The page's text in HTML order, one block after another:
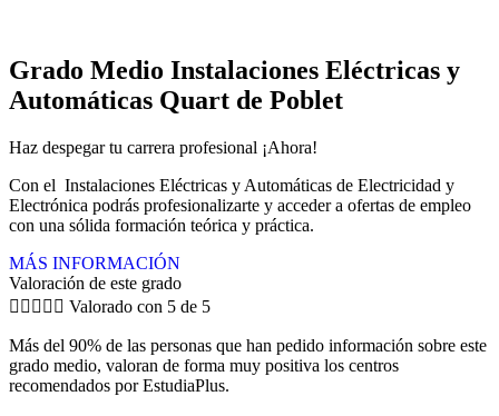
Grado Medio Instalaciones Eléctricas y
Automáticas Quart de Poblet
Haz despegar tu carrera profesional ¡Ahora!
Con el Instalaciones Eléctricas y Automáticas de Electricidad y
Electrónica podrás profesionalizarte y acceder a ofertas de empleo
con una sólida formación teórica y práctica.
MÁS INFORMACIÓN
Valoración de este grado
     Valorado con 5 de 5
Más del 90% de las personas que han pedido información sobre este
grado medio, valoran de forma muy positiva los centros
recomendados por EstudiaPlus.